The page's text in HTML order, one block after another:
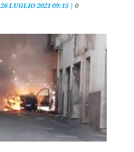
26 LUGLIO 2021 09:15| 0